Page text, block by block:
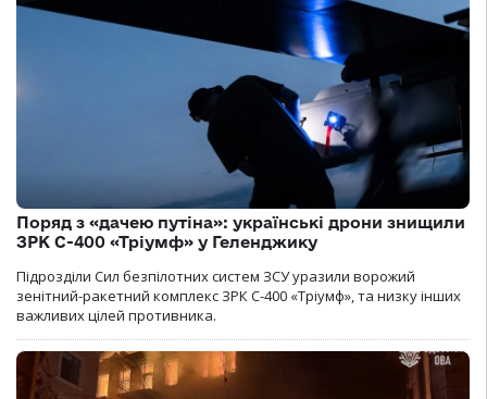
Поряд з «дачею путіна»: українські дрони знищили
ЗРК С-400 «Тріумф» у Геленджику
Підрозділи Сил безпілотних систем ЗСУ уразили ворожий
зенітний-ракетний комплекс ЗРК С-400 «Тріумф», та низку інших
важливих цілей противника.